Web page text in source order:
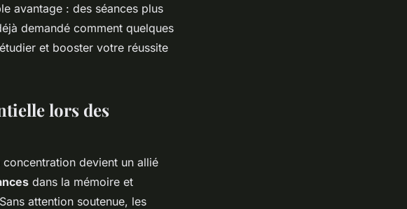
avantage : des séances plus
demandé comment quelques
et booster votre réussite
lors des
devient un allié
dans la mémoire et
attention soutenue, les